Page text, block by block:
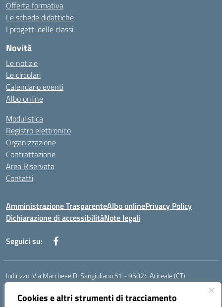
Cookies e altri strumenti di tracciamento
Offerta formativa
Le schede didattiche
I progetti delle classi
Novità
Le notizie
Le circolari
Calendario eventi
Albo online
Modulistica
Registro elettronico
Organizzazione
Contrattazione
Area Riservata
Contatti
Amministrazione TrasparenteAlbo onlinePrivacy Policy
Dichiarazione di accessibilitàNote legali
Seguici su:
Indirizzo:Via Marchese Di Sangiuliano 51 - 95024 Acireale (CT)
Centralino:
Posta elettronica certificata (PEC):ctic8at00b@pec.istruzione.it